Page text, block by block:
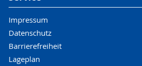
Impressum
Datenschutz
Barrierefreiheit
Lageplan